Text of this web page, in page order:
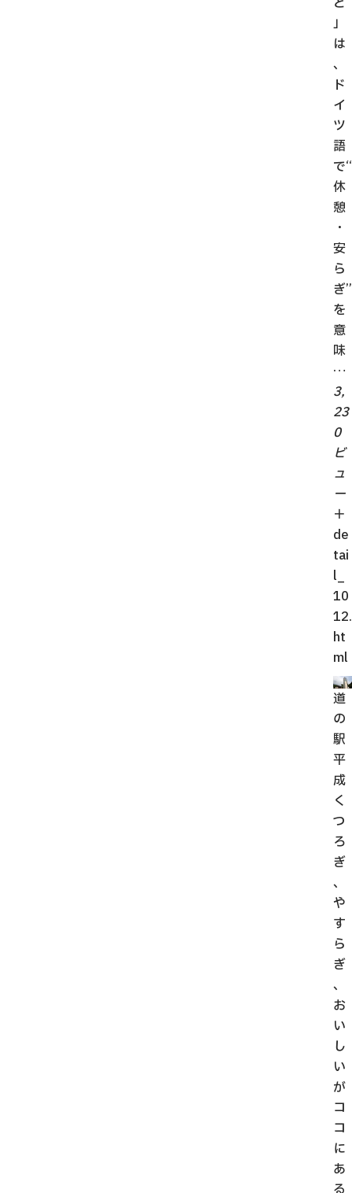
」
は
、
ド
イ
ツ
語
で“
休
憩
・
安
ら
ぎ”
を
意
味
…
3,
23
0
ビ
ュ
ー
＋
de
tai
l_
10
12.
ht
ml
道
の
駅
平
成
く
つ
ろ
ぎ
、
や
す
ら
ぎ
、
お
い
し
い
が
コ
コ
に
あ